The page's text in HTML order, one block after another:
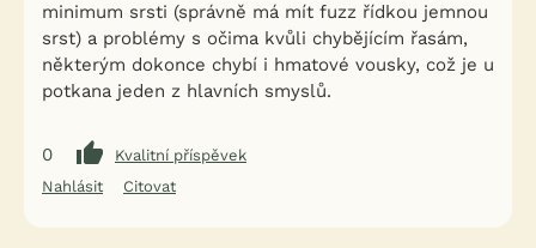
minimum srsti (správně má mít fuzz řídkou jemnou
srst) a problémy s očima kvůli chybějícím řasám,
některým dokonce chybí i hmatové vousky, což je u
potkana jeden z hlavních smyslů.
0
Kvalitní příspěvek
Nahlásit
Citovat